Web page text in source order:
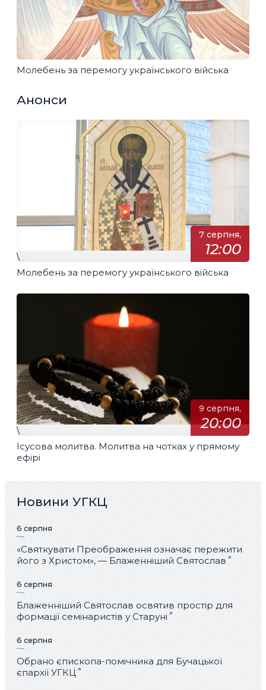
Молебень за перемогу українського війська
Анонси
7 серпня,
12:00
\
Молебень за перемогу українського війська
9 серпня,
20:00
\
Ісусова молитва. Молитва на чотках у прямому
ефірі
Новини УГКЦ
6 серпня
«Святкувати Преображення означає пережити
його з Христом», — Блаженніший Святослав
6 серпня
Блаженніший Святослав освятив простір для
формації семінаристів у Старуні
6 серпня
Обрано єпископа-помічника для Бучацької
єпархії УГКЦ